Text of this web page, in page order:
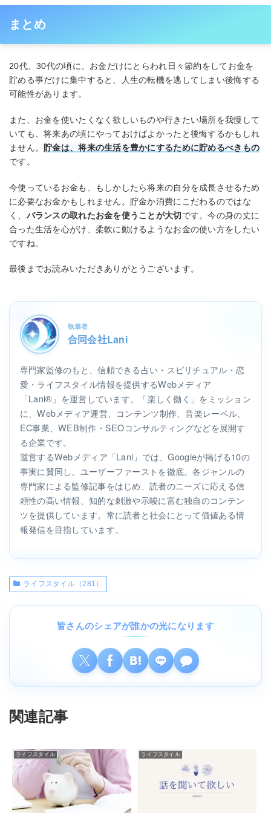
まとめ
20代、30代の頃に、お金だけにとらわれ日々節約をしてお金を
貯める事だけに集中すると、人生の転機を逃してしまい後悔する
可能性があります。
また、お金を使いたくなく欲しいものや行きたい場所を我慢して
いても、将来あの頃にやっておけばよかったと後悔するかもしれ
ません。
貯金は、将来の生活を豊かにするために貯めるべきもの
です。
今使っているお金も、もしかしたら将来の自分を成長させるため
に必要なお金かもしれません。貯金か消費にこだわるのではな
く、 バランスの取れたお金を使うことが大切です。今の身の丈に
合った生活を心がけ、柔軟に動けるようなお金の使い方をしたい
ですね。
最後までお読みいただきありがとうございます。
執筆者
合同会社Lani
専門家監修のもと、信頼できる占い・スピリチュアル・恋
愛・ライフスタイル情報を提供するWebメディア
「Lani®」を運営しています。「楽しく働く」をミッション
に、Webメディア運営、コンテンツ制作、音楽レーベル、
EC事業、WEB制作・SEOコンサルティングなどを展開す
る企業です。
運営するWebメディア「Lani」では、Googleが掲げる10の
事実に賛同し、ユーザーファーストを徹底。各ジャンルの
専門家による監修記事をはじめ、読者のニーズに応える信
頼性の高い情報、知的な刺激や示唆に富む独自のコンテン
ツを提供しています。常に読者と社会にとって価値ある情
報発信を目指しています。
ライフスタイル（281）
皆さんのシェアが誰かの光になります
関連記事
ライフスタイル ライフスタイル